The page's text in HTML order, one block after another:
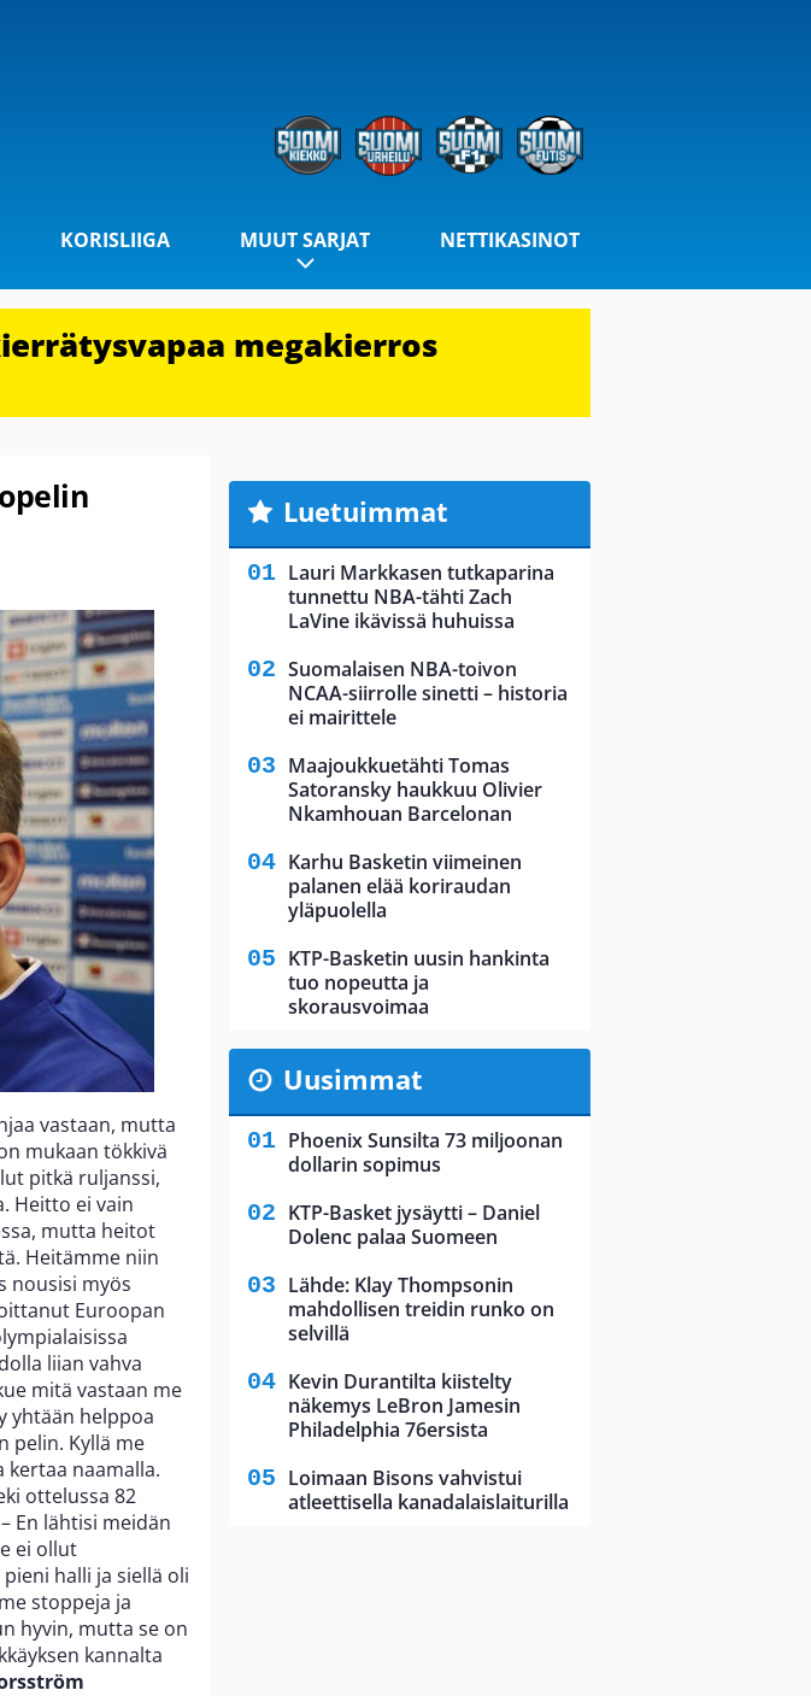
KORISLIIGA MUUT SARJAT NETTIKASINOT
megakierros
vastaan, mutta
mukaan tökkivä
pitkä ruljanssi,
Heitto ei vain
mutta heitot
Heitämme niin
nousisi myös
Euroopan
liian vahva
mitä vastaan me
yhtään helppoa
pelin. Kyllä me
kertaa naamalla.
ottelussa 82
En lähtisi meidän
ei ollut
halli ja siellä oli
stoppeja ja
hyvin, mutta se on
kannalta
Luetuimmat
Lauri Markkasen tutkaparina
tunnettu NBA-tähti Zach
LaVine ikävissä huhuissa
Suomalaisen NBA-toivon
NCAA-siirrolle sinetti – historia
ei mairittele
Maajoukkuetähti Tomas
Satoransky haukkuu Olivier
Nkamhouan Barcelonan
Karhu Basketin viimeinen
palanen elää koriraudan
yläpuolella
KTP-Basketin uusin hankinta
tuo nopeutta ja
skorausvoimaa
Uusimmat
Phoenix Sunsilta 73 miljoonan
dollarin sopimus
KTP-Basket jysäytti – Daniel
Dolenc palaa Suomeen
Lähde: Klay Thompsonin
mahdollisen treidin runko on
selvillä
Kevin Durantilta kiistelty
näkemys LeBron Jamesin
Philadelphia 76ersista
Loimaan Bisons vahvistui
atleettisella kanadalaislaiturilla